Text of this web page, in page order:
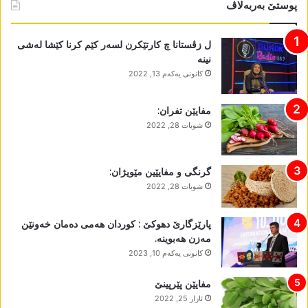
پوستێ بەربەلاڤ
ل زڤستانا چ کارتێکرن لسەر کێم کرنا کێشا لەشی
نینە
كانونی یه‌كه‌م 13, 2022
مفایێن تفران:
شوبات 28, 2022
گرنگی و مفایێین مێویژان:
شوبات 28, 2022
پارێزگارێ دھوکێ : کوردان ھەمی دەمان خەونێن
مەزن ھەبوینە.
كانونی یه‌كه‌م 10, 2023
مفایێن پێرپینێ
ئازار 25, 2022